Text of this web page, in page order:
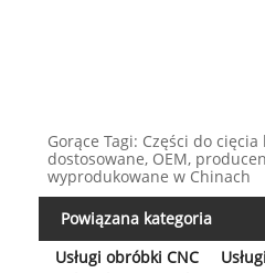
Gorące Tagi: Części do
dostosowane, OEM,
wyprodukowane w Chinach
Powiązana kategoria
Usługi obróbki CNC